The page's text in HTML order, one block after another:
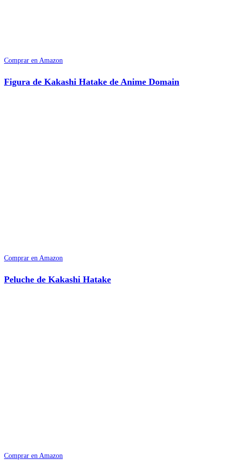
Comprar en Amazon
Figura de Kakashi Hatake de Anime Domain
Comprar en Amazon
Peluche de Kakashi Hatake
Comprar en Amazon